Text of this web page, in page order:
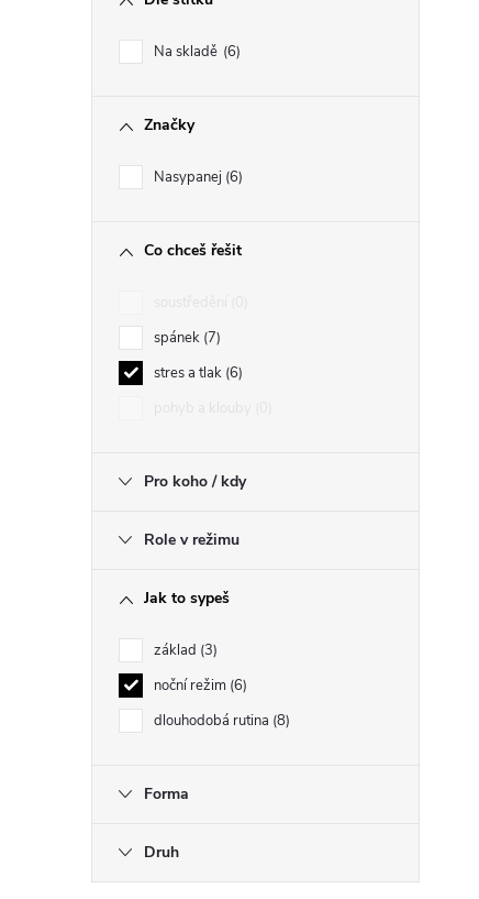
Na skladě 6
Značky
Nasypanej 6
Co chceš řešit
spánek 7
stres a tlak 6
Pro koho / kdy
Role v režimu
Jak to sypeš
základ 3
noční režim 6
dlouhodobá rutina 8
Forma
Druh